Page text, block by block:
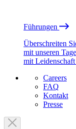
Führungen
Überschreiten
mit unseren
mit
Careers
FAQ
Kontakt
Presse